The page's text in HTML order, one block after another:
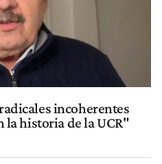
incoherentes
la historia de la UCR"